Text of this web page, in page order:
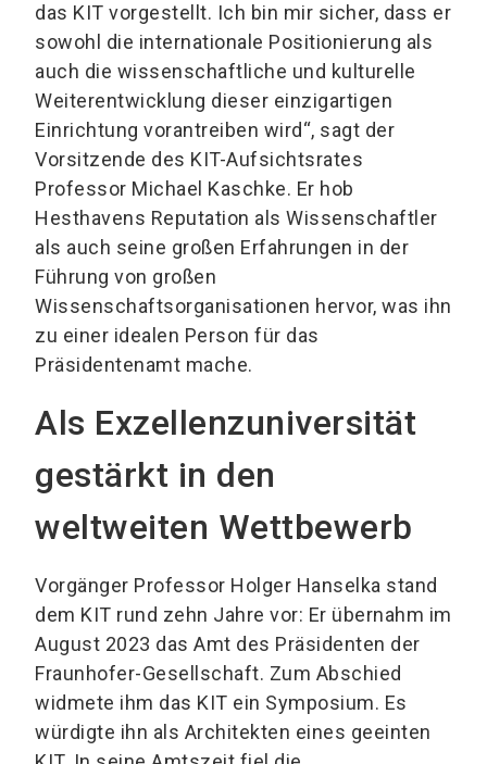
das KIT vorgestellt. Ich bin mir sicher, dass er
sowohl die internationale Positionierung als
auch die wissenschaftliche und kulturelle
Weiterentwicklung dieser einzigartigen
Einrichtung vorantreiben wird“, sagt der
Vorsitzende des KIT-Aufsichtsrates
Professor Michael Kaschke. Er hob
Hesthavens Reputation als Wissenschaftler
als auch seine großen Erfahrungen in der
Führung von großen
Wissenschaftsorganisationen hervor, was ihn
zu einer idealen Person für das
Präsidentenamt mache.
Als Exzellenzuniversität
gestärkt in den
weltweiten Wettbewerb
Vorgänger Professor Holger Hanselka stand
dem KIT rund zehn Jahre vor: Er übernahm im
August 2023 das Amt des Präsidenten der
Fraunhofer-Gesellschaft. Zum Abschied
widmete ihm das KIT ein Symposium. Es
würdigte ihn als Architekten eines geeinten